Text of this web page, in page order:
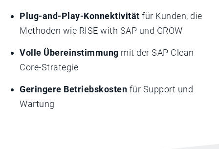
Plug-and-Play-Konnektivität für Kunden, die
Methoden wie RISE with SAP und GROW
Volle Übereinstimmung mit der SAP Clean
Core-Strategie
Geringere Betriebskosten für Support und
Wartung